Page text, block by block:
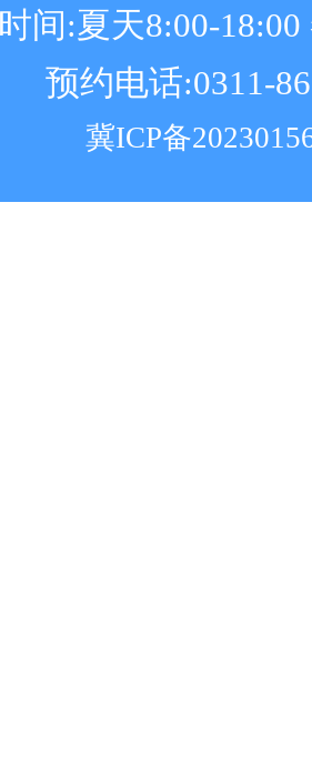
间:夏天8:00-18:00
预约电话:0311-
冀ICP备